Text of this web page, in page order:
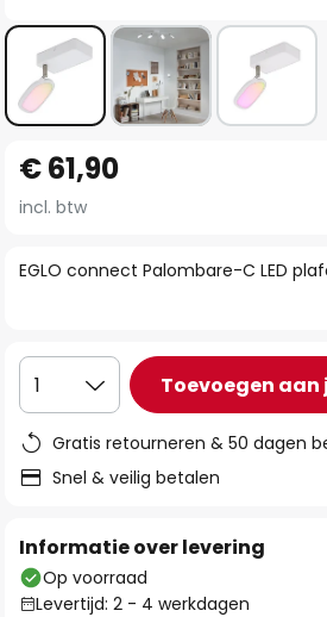
naar
het
van
gallerij
EGLO connect Palombare-C LED
€ 61,90
incl. btw
1 Toevoegen
Gratis retourneren & 50 dagen
Snel & veilig betalen
Informatie over levering
Op voorraad
Levertijd: 2 - 4 werkdagen